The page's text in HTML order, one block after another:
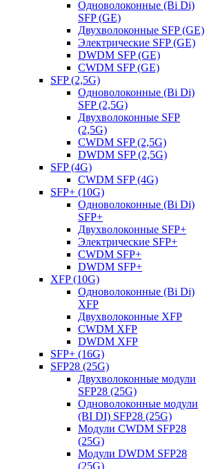
Одноволоконные (Bi Di)
SFP (GE)
Двухволоконные SFP (GE)
Электрические SFP (GE)
DWDM SFP (GE)
CWDM SFP (GE)
SFP (2,5G)
Одноволоконные (Bi Di)
SFP (2,5G)
Двухволоконные SFP
(2,5G)
CWDM SFP (2,5G)
DWDM SFP (2,5G)
SFP (4G)
CWDM SFP (4G)
SFP+ (10G)
Одноволоконные (Bi Di)
SFP+
Двухволоконные SFP+
Электрические SFP+
CWDM SFP+
DWDM SFP+
XFP (10G)
Одноволоконные (Bi Di)
XFP
Двухволоконные XFP
CWDM XFP
DWDM XFP
SFP+ (16G)
SFP28 (25G)
Двухволоконные модули
SFP28 (25G)
Одноволоконные модули
(BI DI) SFP28 (25G)
Модули CWDM SFP28
(25G)
Модули DWDM SFP28
(25G)